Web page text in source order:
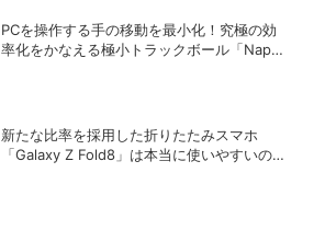
PCを操作する手の移動を最小化！究極の効
率化をかなえる極小トラックボール「Nape
新たな比率を採用した折りたたみスマホ
「Galaxy Z Fold8」は本当に使いやすいの